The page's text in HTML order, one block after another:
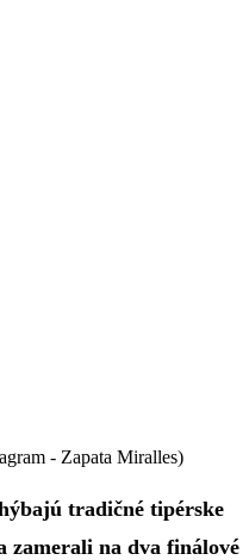
- Zapata Miralles)
tradičné tipérske
zamerali na dva finálové